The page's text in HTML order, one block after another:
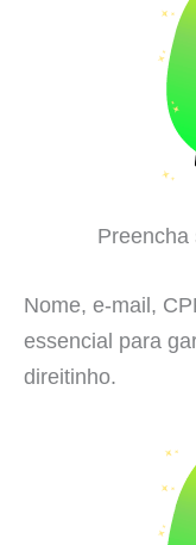
Preencha
Nome, e-mail,
essencial para
direitinho.